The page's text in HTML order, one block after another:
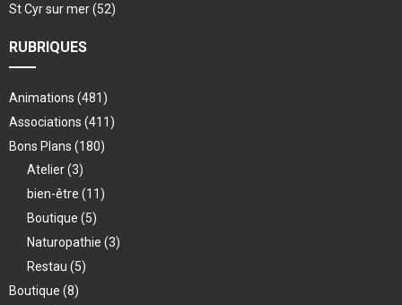
St Cyr sur mer(52)
RUBRIQUES
Animations (481)
Associations (411)
Bons Plans (180)
Atelier(3)
bien-être (11)
Boutique (5)
Naturopathie (3)
Restau (5)
Boutique (8)